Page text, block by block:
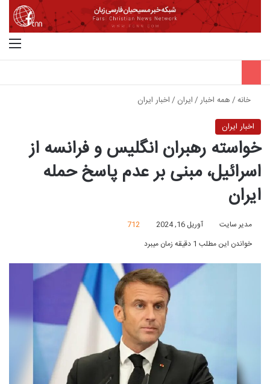
خانه/همه اخبار/ایران /اخبار ایران
اخبار ایران
خواسته رهبران انگلیس و فرانسه از
اسرائیل، مبنی بر عدم پاسخ حمله
ایران
مدیر سایت آوریل 16, 2024
712
خواندن این مطلب 1 دقیقه زمان میبرد